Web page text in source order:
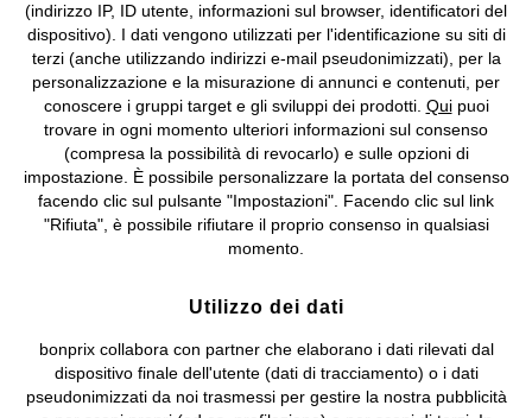
Abito midi in morbido punto di
Roma
27,99 €
MOLTO RICHIESTO
Abito lungo in viscosa fluida
35,99 €
(indirizzo IP, ID utente, informazioni sul browser, identificatori del
dispositivo). I dati vengono utilizzati per l'identificazione su siti di
terzi (anche utilizzando indirizzi e-mail pseudonimizzati), per la
personalizzazione e la misurazione di annunci e contenuti, per
conoscere i gruppi target e gli sviluppi dei prodotti. Quipuoi
trovare in ogni momento ulteriori informazioni sul consenso
(compresa la possibilità di revocarlo) e sulle opzioni di
impostazione. È possibile personalizzare la portata del consenso
facendo clic sul pulsante "Impostazioni". Facendo clic sul link
"Rifiuta", è possibile rifiutare il proprio consenso in qualsiasi
momento.
Utilizzo dei dati
bonprix collabora con partner che elaborano i dati rilevati dal
dispositivo finale dell'utente (dati di tracciamento) o i dati
pseudonimizzati da noi trasmessi per gestire la nostra pubblicità